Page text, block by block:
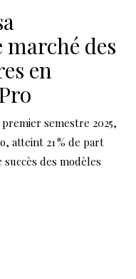
des
en
semestre 2025,
atteint 21 % de part
des modèles